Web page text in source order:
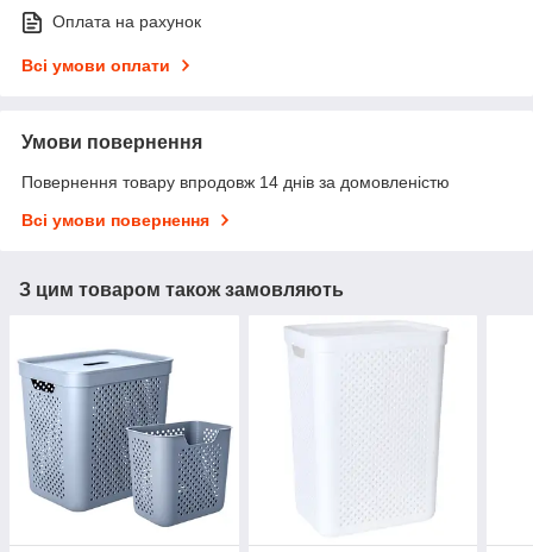
Оплата на рахунок
Всі умови оплати
Умови повернення
Повернення товару впродовж 14 днів за домовленістю
Всі умови повернення
З цим товаром також замовляють